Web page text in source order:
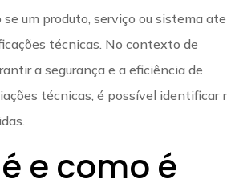
um produto, serviço ou sistema
técnicas. No contexto de
a segurança e a eficiência de
técnicas, é possível identificar
e como é